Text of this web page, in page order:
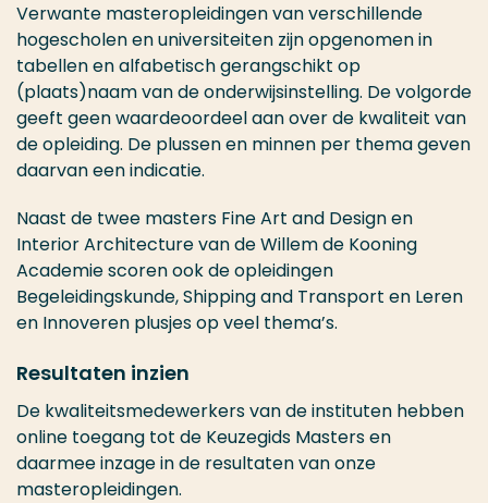
Verwante masteropleidingen van verschillende
hogescholen en universiteiten zijn opgenomen in
tabellen en alfabetisch gerangschikt op
(plaats)naam van de onderwijsinstelling. De volgorde
geeft geen waardeoordeel aan over de kwaliteit van
de opleiding. De plussen en minnen per thema geven
daarvan een indicatie.
Naast de twee masters Fine Art and Design en
Interior Architecture van de Willem de Kooning
Academie scoren ook de opleidingen
Begeleidingskunde, Shipping and Transport en Leren
en Innoveren plusjes op veel thema’s.
Resultaten inzien
De kwaliteitsmedewerkers van de instituten hebben
online toegang tot de Keuzegids Masters en
daarmee inzage in de resultaten van onze
masteropleidingen.